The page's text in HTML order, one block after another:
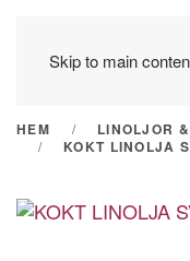
Skip to main
HEM LINOLJOR
KOKT LINOLJA